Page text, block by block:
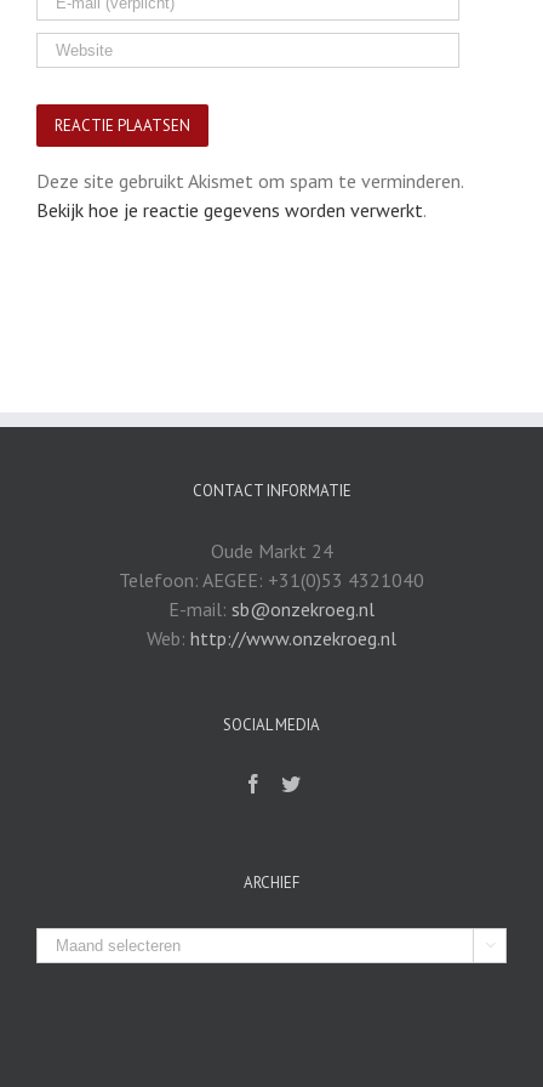
Deze site gebruikt Akismet om spam te verminderen.
Bekijk hoe je reactie gegevens worden verwerkt.
CONTACT INFORMATIE
Oude Markt 24
Telefoon: AEGEE: +31(0)53 4321040
E-mail: sb@onzekroeg.nl
Web: http://www.onzekroeg.nl
SOCIAL MEDIA
ARCHIEF
